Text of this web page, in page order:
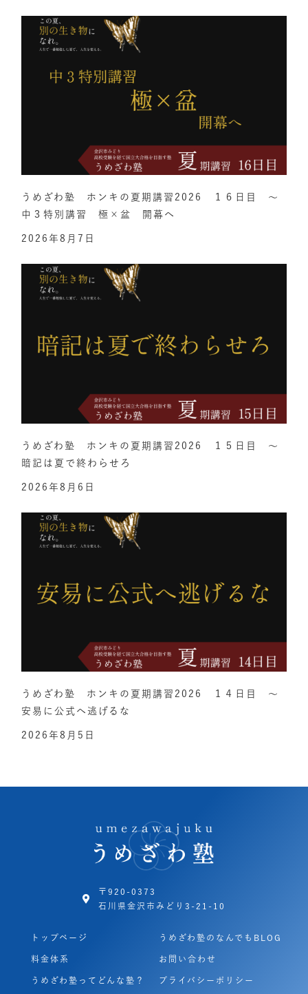
うめざわ塾 ホンキの夏期講習2026 １６日目 ～
中３特別講習 極×盆 開幕へ
2026年8月7日
うめざわ塾 ホンキの夏期講習2026 １５日目 ～
暗記は夏で終わらせろ
2026年8月6日
うめざわ塾 ホンキの夏期講習2026 １４日目 ～
安易に公式へ逃げるな
2026年8月5日
〒920-0373
石川県金沢市みどり3-21-10
トップページ
料金体系
うめざわ塾ってどんな塾？
うめざわ塾のなんでもBLOG
お問い合わせ
プライバシーポリシー